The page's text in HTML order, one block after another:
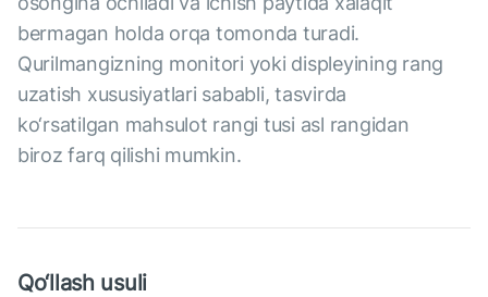
bermagan holda orqa tomonda turadi.
Qurilmangizning monitori yoki displeyining rang
uzatish xususiyatlari sababli, tasvirda
ko‘rsatilgan mahsulot rangi tusi asl rangidan
biroz farq qilishi mumkin.
Qo‘llash usuli